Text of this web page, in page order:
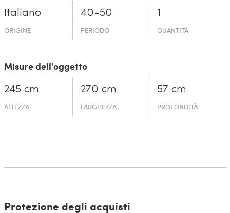
Italiano
ORIGINE
40-50
PERIODO
1
QUANTITÀ
Misure dell'oggetto
245 cm
ALTEZZA
270 cm
LARGHEZZA
57 cm
PROFONDITÀ
Protezione degli acquisti